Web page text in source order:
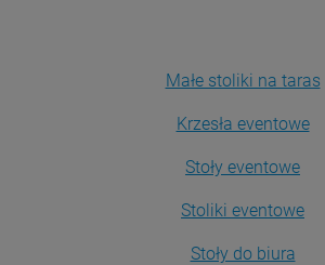
Małe stoliki na taras
Krzesła eventowe
Stoły eventowe
Stoliki eventowe
Stoły do biura